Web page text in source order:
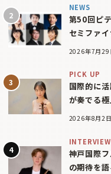
NEWS
第50回ピ
セミファ
2026年7月29
PICK UP
国際的に
が奏でる
2026年8月2日
INTERVIEW
神戸国際
の期待を語